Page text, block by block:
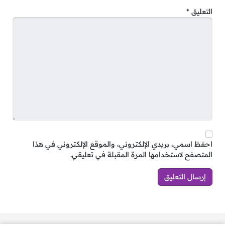
التعليق *
احفظ اسمي، بريدي الإلكتروني، والموقع الإلكتروني في هذا
المتصفح لاستخدامها المرة المقبلة في تعليقي.